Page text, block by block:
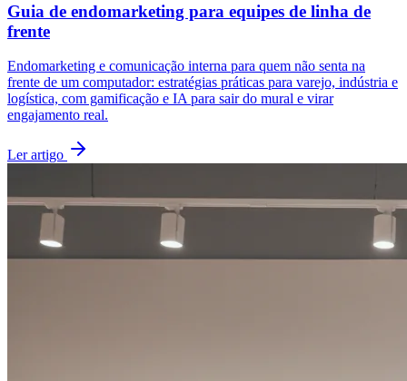
Guia de endomarketing para equipes de linha de
frente
Endomarketing e comunicação interna para quem não senta na
frente de um computador: estratégias práticas para varejo, indústria e
logística, com gamificação e IA para sair do mural e virar
engajamento real.
Ler artigo